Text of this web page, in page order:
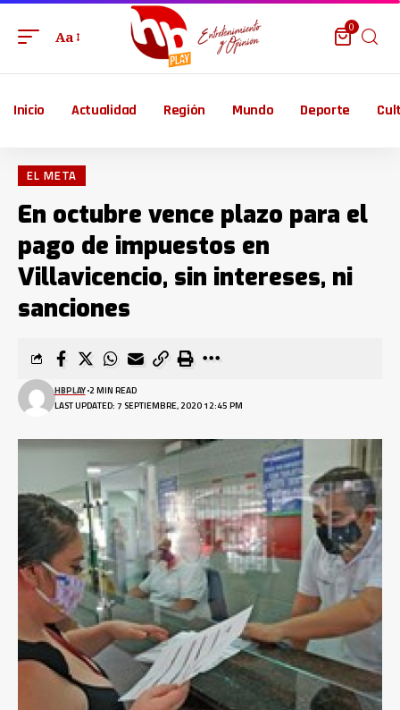
Aa
0
Inicio Actualidad Región Mundo Deporte
EL META
En octubre vence plazo para el
pago de impuestos en
Villavicencio, sin intereses, ni
sanciones
LAST UPDATED: 7 SEPTIEMBRE, 2020 12:45 PM
HBPLAY 2 MIN READ